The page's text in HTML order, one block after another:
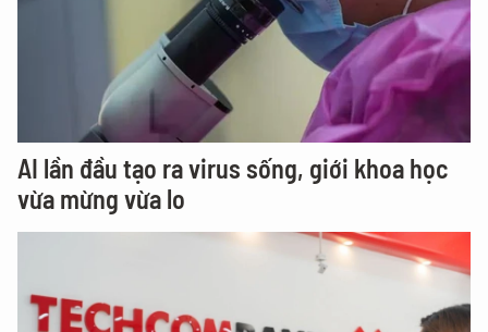
AI lần đầu tạo ra virus sống, giới khoa học
vừa mừng vừa lo